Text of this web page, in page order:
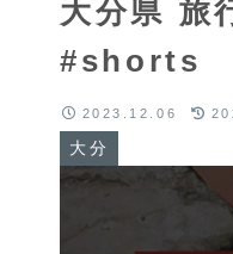
大分県 旅
#shorts
大分
2023.12.06